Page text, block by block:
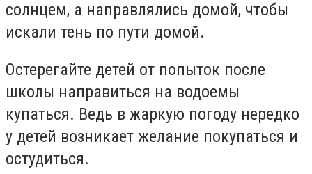
солнцем, а направлялись домой, чтобы
искали тень по пути домой.
Остерегайте детей от попыток после
школы направиться на водоемы
купаться. Ведь в жаркую погоду нередко
у детей возникает желание покупаться и
остудиться.